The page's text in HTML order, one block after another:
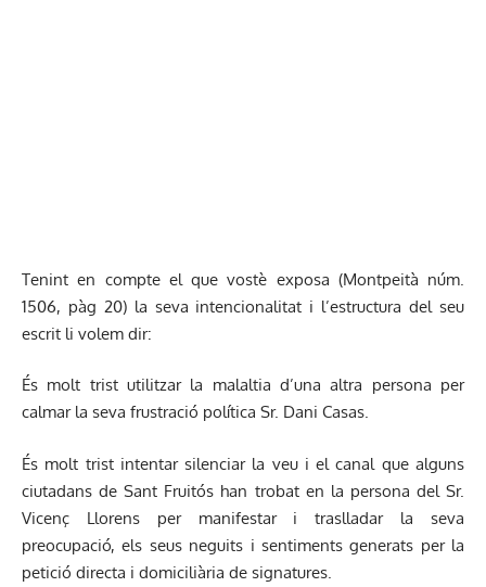
Tenint en compte el que vostè exposa (Montpeità núm.
1506, pàg 20) la seva intencionalitat i l’estructura del seu
escrit li volem dir:
És molt trist utilitzar la malaltia d’una altra persona per
calmar la seva frustració política Sr. Dani Casas.
És molt trist intentar silenciar la veu i el canal que alguns
ciutadans de Sant Fruitós han trobat en la persona del Sr.
Vicenç Llorens per manifestar i traslladar la seva
preocupació, els seus neguits i sentiments generats per la
petició directa i domiciliària de signatures.